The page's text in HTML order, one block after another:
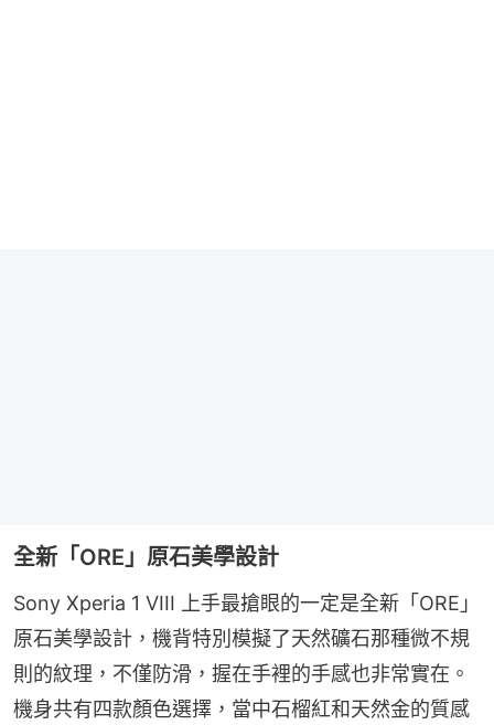
全新「ORE」原石美學設計
Sony Xperia 1 VIII 上手最搶眼的一定是全新「ORE」
原石美學設計，機背特別模擬了天然礦石那種微不規
則的紋理，不僅防滑，握在手裡的手感也非常實在。
機身共有四款顏色選擇，當中石榴紅和天然金的質感